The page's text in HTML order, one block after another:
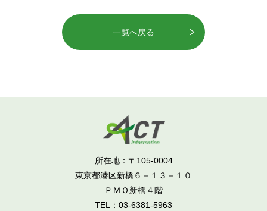
一覧へ戻る
所在地：〒105-0004
東京都港区新橋６－１３－１０
ＰＭＯ新橋４階
TEL： 03-6381-5963